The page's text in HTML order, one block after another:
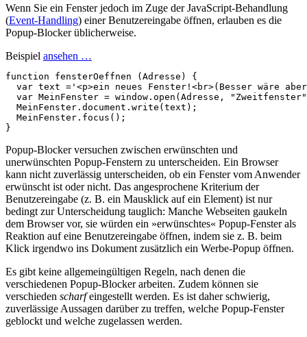
Wenn Sie ein Fenster jedoch im Zuge der JavaScript-Behandlung
(Event-Handling) einer Benutzereingabe öffnen, erlauben es die
Popup-Blocker üblicherweise.
Beispiel ansehen …
function fensterOeffnen (Adresse )
{
var text = '<p>ein neues Fenster!<br>(Besser wäre
var MeinFenster = window . open (Adresse ,
"Zweitfenster"
MeinFenster . document . write (text );
MeinFenster . focus ();
}
Popup-Blocker versuchen zwischen erwünschten und
unerwünschten Popup-Fenstern zu unterscheiden. Ein Browser
kann nicht zuverlässig unterscheiden, ob ein Fenster vom Anwender
erwünscht ist oder nicht. Das angesprochene Kriterium der
Benutzereingabe (z. B. ein Mausklick auf ein Element) ist nur
bedingt zur Unterscheidung tauglich: Manche Webseiten gaukeln
dem Browser vor, sie würden ein »erwünschtes« Popup-Fenster als
Reaktion auf eine Benutzereingabe öffnen, indem sie z. B. beim
Klick irgendwo ins Dokument zusätzlich ein Werbe-Popup öffnen.
Es gibt keine allgemeingültigen Regeln, nach denen die
verschiedenen Popup-Blocker arbeiten. Zudem können sie
verschieden scharfeingestellt werden. Es ist daher schwierig,
zuverlässige Aussagen darüber zu treffen, welche Popup-Fenster
geblockt und welche zugelassen werden.